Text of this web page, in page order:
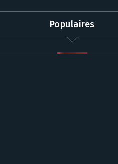
Populaires